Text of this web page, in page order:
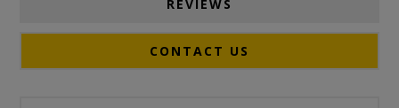
REVIEWS
CONTACT US